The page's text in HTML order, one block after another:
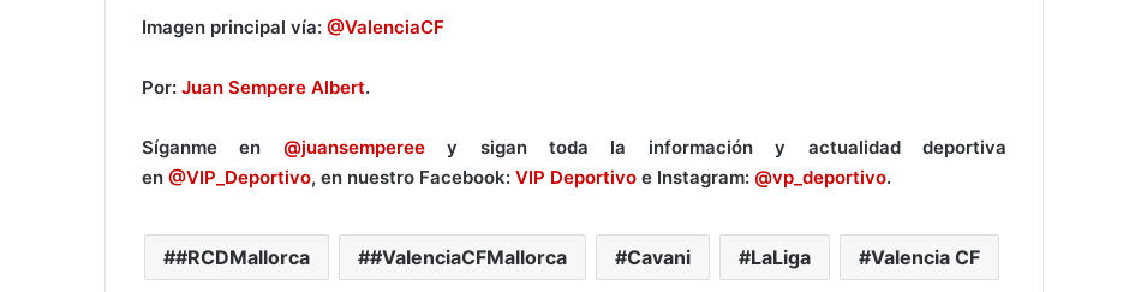
Imagen principal vía: @ValenciaCF
Por: Juan Sempere Albert.
Síganme en @juansemperee
y sigan toda la información y actualidad deportiva
en @VIP_Deportivo, en nuestro Facebook: VIP Deportivo e Instagram: @vp_deportivo.
#RCDMallorca #ValenciaCFMallorca Cavani LaLiga Valencia CF